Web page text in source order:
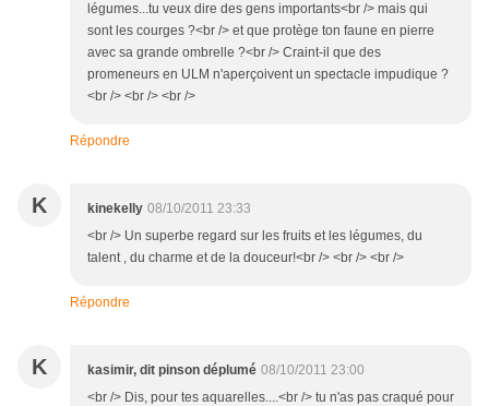
légumes...tu veux dire des gens importants<br /> mais qui
sont les courges ?<br /> et que protège ton faune en pierre
avec sa grande ombrelle ?<br /> Craint-il que des
promeneurs en ULM n'aperçoivent un spectacle impudique ?
<br /> <br /> <br />
Répondre
K kinekelly 08/10/2011 23:33
<br /> Un superbe regard sur les fruits et les légumes, du
talent , du charme et de la douceur!<br /> <br /> <br />
Répondre
K kasimir, dit pinson déplumé 08/10/2011 23:00
<br /> Dis, pour tes aquarelles....<br /> tu n'as pas craqué pour